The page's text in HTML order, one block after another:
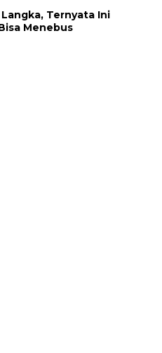
Ternyata Ini
Menebus